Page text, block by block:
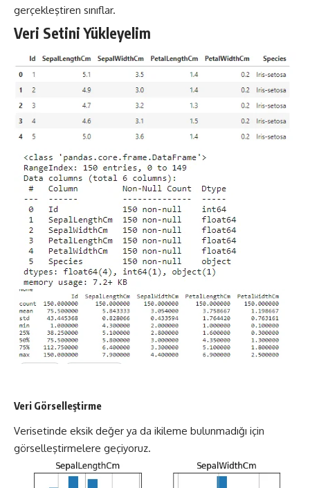
gerçekleştiren sınıflar.
Veri Setini Yükleyelim
Veri Görselleştirme
Verisetinde eksik değer ya da ikileme bulunmadığı için
görselleştirmelere geçiyoruz.